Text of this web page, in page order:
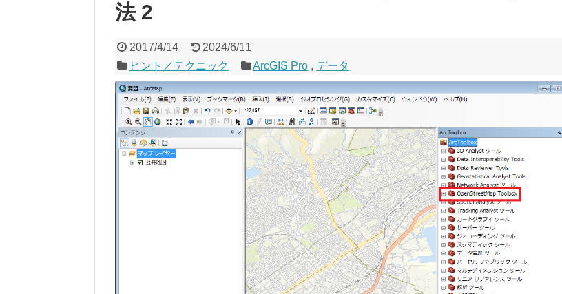
法 2
2017/4/14
2024/6/11
ヒント／テクニック
ArcGIS Pro , データ